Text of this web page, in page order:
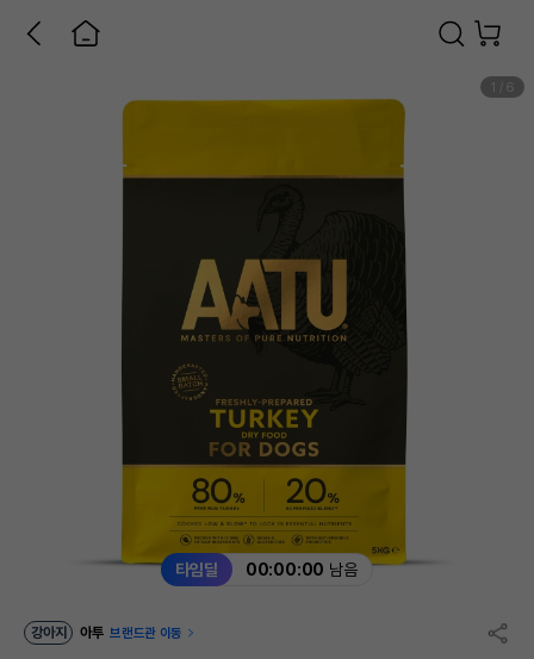
타임딜 00:00:00 남음
1 6
강아지 아투 브랜드관 이동